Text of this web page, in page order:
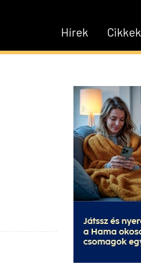
Cikkek
Hírek